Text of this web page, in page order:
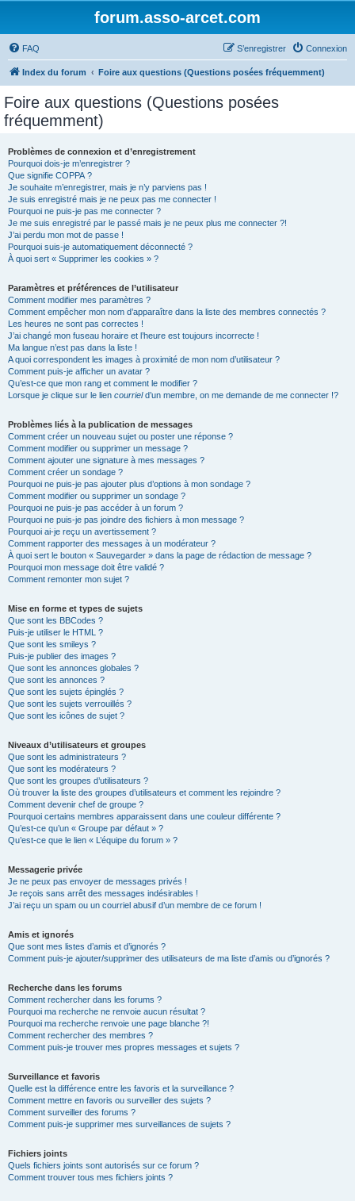
forum.asso-arcet.com
FAQ Connexion
S’enregistrer
Index du forum Foire aux questions (Questions posées fréquemment)
Foire aux questions (Questions posées
fréquemment)
Problèmes de connexion et d’enregistrement
Pourquoi dois-je m’enregistrer ?
Que signifie COPPA ?
Je souhaite m’enregistrer, mais je n’y parviens pas !
Je suis enregistré mais je ne peux pas me connecter !
Pourquoi ne puis-je pas me connecter ?
Je me suis enregistré par le passé mais je ne peux plus me connecter ?!
J’ai perdu mon mot de passe !
Pourquoi suis-je automatiquement déconnecté ?
À quoi sert « Supprimer les cookies » ?
Paramètres et préférences de l’utilisateur
Comment modifier mes paramètres ?
Comment empêcher mon nom d’apparaître dans la liste des membres connectés ?
Les heures ne sont pas correctes !
J’ai changé mon fuseau horaire et l’heure est toujours incorrecte !
Ma langue n’est pas dans la liste !
A quoi correspondent les images à proximité de mon nom d’utilisateur ?
Comment puis-je afficher un avatar ?
Qu’est-ce que mon rang et comment le modifier ?
Lorsque je clique sur le lien courrield’un membre, on me demande de me connecter !?
Problèmes liés à la publication de messages
Comment créer un nouveau sujet ou poster une réponse ?
Comment modifier ou supprimer un message ?
Comment ajouter une signature à mes messages ?
Comment créer un sondage ?
Pourquoi ne puis-je pas ajouter plus d’options à mon sondage ?
Comment modifier ou supprimer un sondage ?
Pourquoi ne puis-je pas accéder à un forum ?
Pourquoi ne puis-je pas joindre des fichiers à mon message ?
Pourquoi ai-je reçu un avertissement ?
Comment rapporter des messages à un modérateur ?
À quoi sert le bouton « Sauvegarder » dans la page de rédaction de message ?
Pourquoi mon message doit être validé ?
Comment remonter mon sujet ?
Mise en forme et types de sujets
Que sont les BBCodes ?
Puis-je utiliser le HTML ?
Que sont les smileys ?
Puis-je publier des images ?
Que sont les annonces globales ?
Que sont les annonces ?
Que sont les sujets épinglés ?
Que sont les sujets verrouillés ?
Que sont les icônes de sujet ?
Niveaux d’utilisateurs et groupes
Que sont les administrateurs ?
Que sont les modérateurs ?
Que sont les groupes d’utilisateurs ?
Où trouver la liste des groupes d’utilisateurs et comment les rejoindre ?
Comment devenir chef de groupe ?
Pourquoi certains membres apparaissent dans une couleur différente ?
Qu’est-ce qu’un « Groupe par défaut » ?
Qu’est-ce que le lien « L’équipe du forum » ?
Messagerie privée
Je ne peux pas envoyer de messages privés !
Je reçois sans arrêt des messages indésirables !
J’ai reçu un spam ou un courriel abusif d’un membre de ce forum !
Amis et ignorés
Que sont mes listes d’amis et d’ignorés ?
Comment puis-je ajouter/supprimer des utilisateurs de ma liste d’amis ou d’ignorés ?
Recherche dans les forums
Comment rechercher dans les forums ?
Pourquoi ma recherche ne renvoie aucun résultat ?
Pourquoi ma recherche renvoie une page blanche ?!
Comment rechercher des membres ?
Comment puis-je trouver mes propres messages et sujets ?
Surveillance et favoris
Quelle est la différence entre les favoris et la surveillance ?
Comment mettre en favoris ou surveiller des sujets ?
Comment surveiller des forums ?
Comment puis-je supprimer mes surveillances de sujets ?
Fichiers joints
Quels fichiers joints sont autorisés sur ce forum ?
Comment trouver tous mes fichiers joints ?